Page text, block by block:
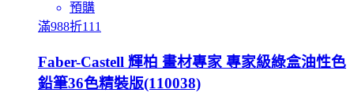
預購
滿988折111
Faber-Castell 輝柏 畫材專家 專家級綠盒油性色
鉛筆36色精裝版(110038)